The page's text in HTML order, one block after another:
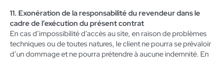
11. Exonération de la responsabilité du revendeur dans le
cadre de l’exécution du présent contrat
En cas d’impossibilité d’accès au site, en raison de problèmes
techniques ou de toutes natures, le client ne pourra se prévaloir
d’un dommage et ne pourra prétendre à aucune indemnité. En